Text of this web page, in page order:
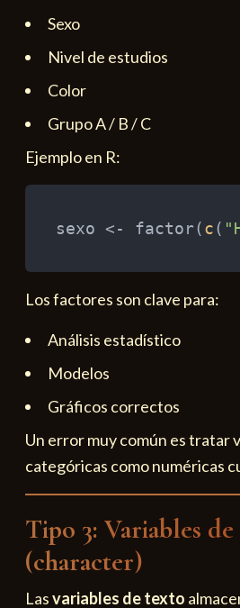
Sexo
Nivel de estudios
Color
Grupo A / B / C
Ejemplo en R:
sexo <- factor(c(
Los factores son clave para:
Análisis estadístico
Modelos
Gráficos correctos
Un error muy común es tratar
categóricas como numéricas
Tipo 3: Variables
(character)
Lasvariables de texto